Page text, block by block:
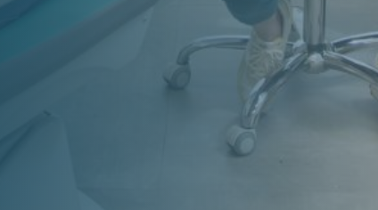
Dirección
Calle Sebastián de la Plaza, 2,
(Detrás de la gasolinera de
28005 – Alcalá de